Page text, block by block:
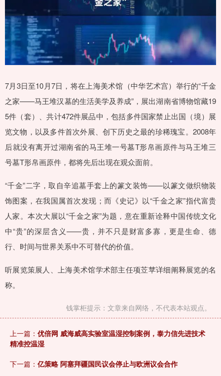
7月3日至10月7日，将在上海美术馆（中华艺术宫）举行的“千金
之家——马王堆汉墓的生活美学及养成”，展出湖南省博物馆藏19
5件（套）、共计472件展品中，包括多件国家禁止出国（境）展
览文物，以及多件首次外展、创下历史之最的珍稀瑰宝。2008年
后就没有离开过湖南省的马王堆一号墓T形帛画原件与马王堆三
号墓T形帛画原件，都将先后出现在观众面前。
“千金”二字，取自辛追墓手套上的篆文装饰——以篆文做织物装
饰图案，在我国属首次发现；而《史记》以“千金之家”指代富贵
人家。本次大展以“千金之家”为题，意在重新诠释中国传统文化
中“贵”的深层含义——贵，并不只是财富多寡，更是生命、德
行、时间与世界关系中不可替代的价值。
听展览策展人、上海美术馆学术部主任项苙苹详细阐释展览的名
称。
钱掌柜提示：文章来自网络，不代表本站观点。
上一篇： 优倍网 威海威高实验室温湿控制案例，泰力信先进技术
精准控温湿
下一篇： 亿策略 阿塞拜疆国民议会停止与欧洲议会合作